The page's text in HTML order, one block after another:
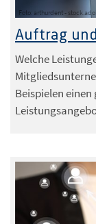
Foto: arthurdent -
Auftrag
Welche
Beispielen